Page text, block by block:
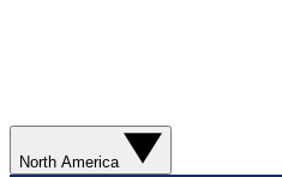
North America